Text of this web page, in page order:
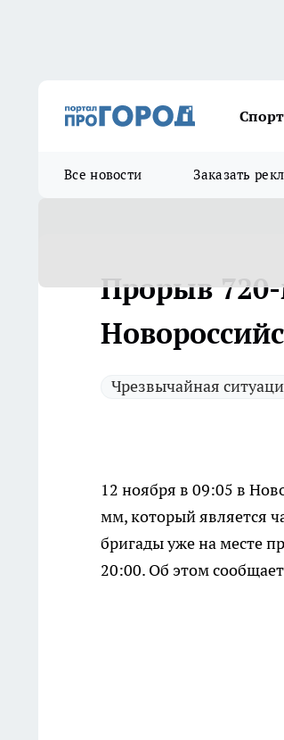
Спорт
Все новости Заказать
Прорыв
Чрезвычайная
12 ноября в 09:05 в
мм, который является
бригады уже на месте
20:00. Об этом сообщает